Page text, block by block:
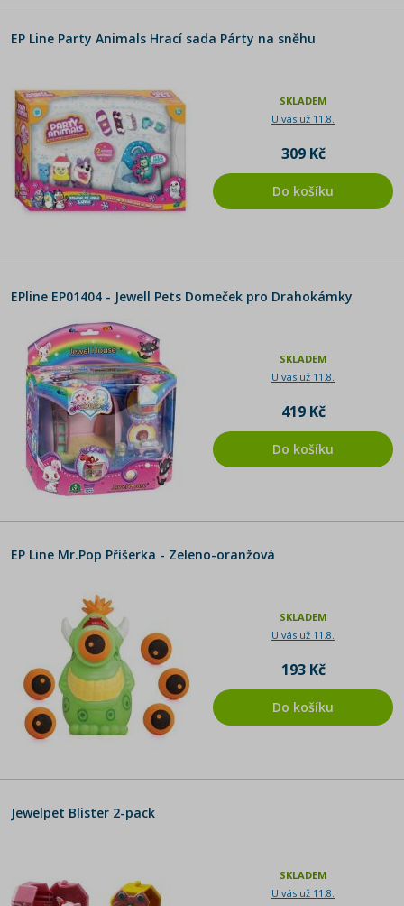
EP Line Party Animals Hrací sada Párty na sněhu
SKLADEM
U vás už 11.8.
309 Kč
Do košíku
EPline EP01404 - Jewell Pets Domeček pro Drahokámky
SKLADEM
U vás už 11.8.
419 Kč
Do košíku
EP Line Mr.Pop Příšerka - Zeleno-oranžová
SKLADEM
U vás už 11.8.
193 Kč
Do košíku
Jewelpet Blister 2-pack
SKLADEM
U vás už 11.8.